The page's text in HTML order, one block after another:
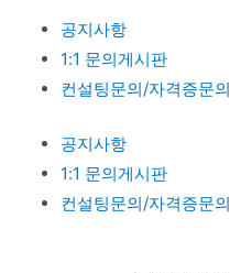
공지사항
1:1 문의게시판
컨설팅문의/자격증문의
공지사항
1:1 문의게시판
컨설팅문의/자격증문의